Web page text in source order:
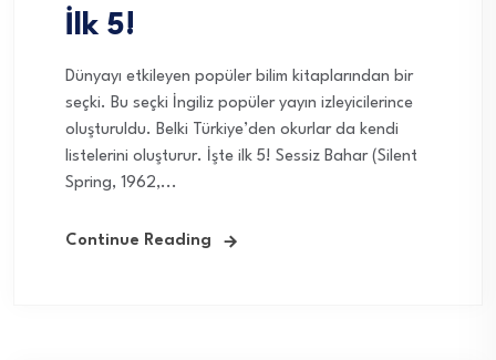
İlk 5!
Dünyayı etkileyen popüler bilim kitaplarından bir
seçki. Bu seçki İngiliz popüler yayın izleyicilerince
oluşturuldu. Belki Türkiye’den okurlar da kendi
listelerini oluşturur. İşte ilk 5! Sessiz Bahar (Silent
Spring, 1962,...
Continue Reading